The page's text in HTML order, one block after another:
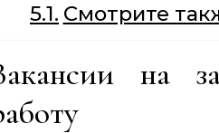
Смотрите
на